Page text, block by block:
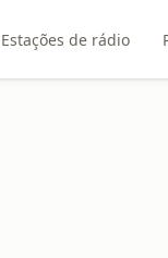
Estações de rádio